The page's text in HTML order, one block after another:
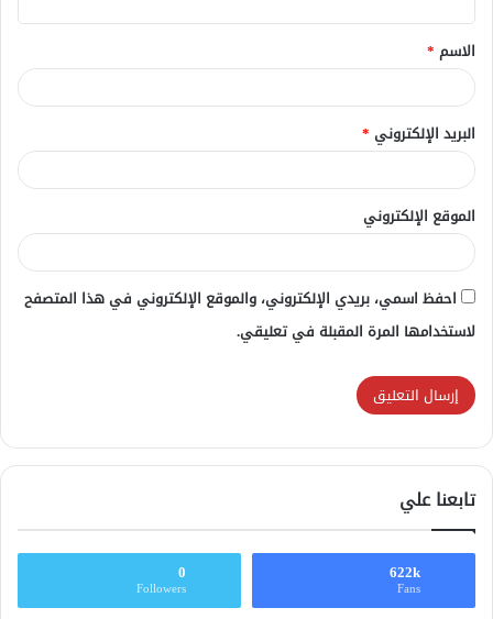
ق
*
الاسم *
البريد الإلكتروني *
الموقع الإلكتروني
احفظ اسمي، بريدي الإلكتروني، والموقع الإلكتروني في هذا المتصفح
لاستخدامها المرة المقبلة في تعليقي.
تابعنا علي
622k
Fans
0
Followers